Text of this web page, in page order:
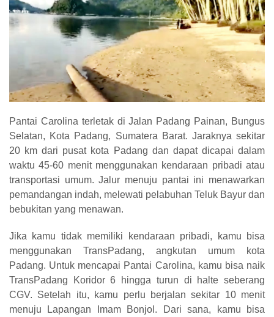
Pantai Carolina terletak di Jalan Padang Painan, Bungus
Selatan, Kota Padang, Sumatera Barat. Jaraknya sekitar
20 km dari pusat kota Padang dan dapat dicapai dalam
waktu 45-60 menit menggunakan kendaraan pribadi atau
transportasi umum. Jalur menuju pantai ini menawarkan
pemandangan indah, melewati pelabuhan Teluk Bayur dan
bebukitan yang menawan.
Jika kamu tidak memiliki kendaraan pribadi, kamu bisa
menggunakan TransPadang, angkutan umum kota
Padang. Untuk mencapai Pantai Carolina, kamu bisa naik
TransPadang Koridor 6 hingga turun di halte seberang
CGV. Setelah itu, kamu perlu berjalan sekitar 10 menit
menuju Lapangan Imam Bonjol. Dari sana, kamu bisa